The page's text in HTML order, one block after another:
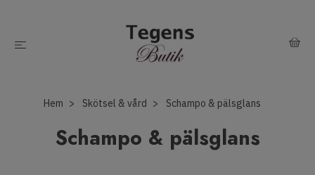
Hem Skötsel & vård Schampo & pälsglans
Schampo & pälsglans